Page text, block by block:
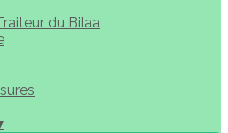
du Bilaa